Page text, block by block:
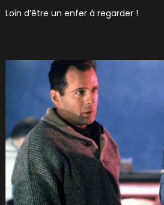
Loin d’être un enfer à regarder !